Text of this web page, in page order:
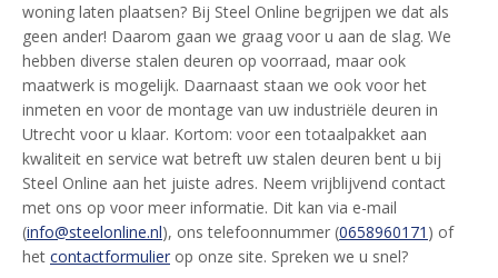
woning laten plaatsen? Bij Steel Online begrijpen we dat als
geen ander! Daarom gaan we graag voor u aan de slag. We
hebben diverse stalen deuren op voorraad, maar ook
maatwerk is mogelijk. Daarnaast staan we ook voor het
inmeten en voor de montage van uw industriële deuren in
Utrecht voor u klaar. Kortom: voor een totaalpakket aan
kwaliteit en service wat betreft uw stalen deuren bent u bij
Steel Online aan het juiste adres. Neem vrijblijvend contact
met ons op voor meer informatie. Dit kan via e-mail
(info@steelonline.nl), ons telefoonnummer (0658960171 ) of
het contactformulier op onze site. Spreken we u snel?